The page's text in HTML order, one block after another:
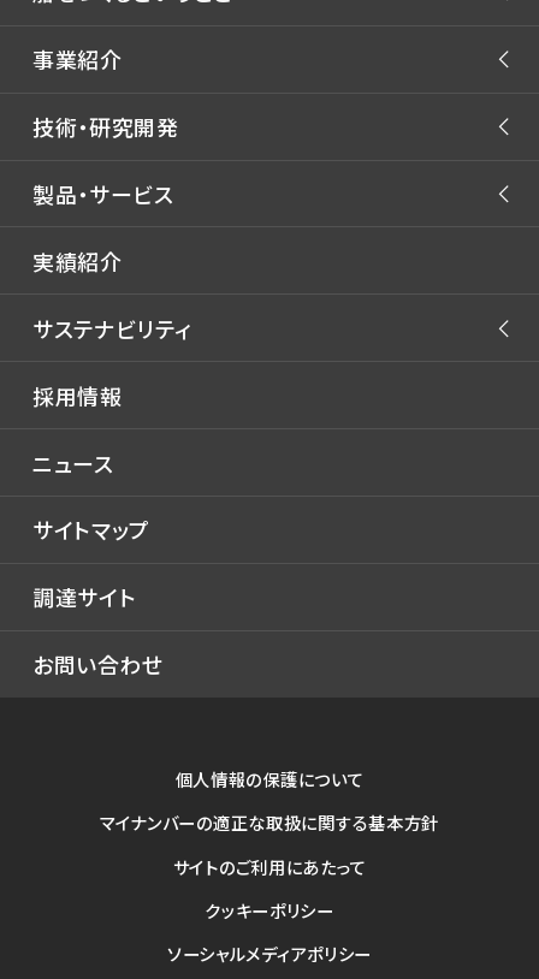
会社概要
拠点一覧
JMUストーリー
洋上風力浮体プロジェクト
JMUの注力技術
洋上風力浮体
事業紹介
商船事業
海洋・エンジニアリング事業
技術・研究開発
開発体制
GREEN & SMART
WORKS LABORATORY
生産センター
技術開発
氷海技術
テクニカルレビュー
製品・サービス
製品
バルクキャリア
自動車運搬船
艦艇
修理・改造
エンジニアリング
実績紹介
サステナビリティ
環境
ガバナンス
採用情報
ニュース
サイトマップ
調達サイト
お問い合わせ
個人情報の保護について
マイナンバーの適正な取扱に関する基本方針
サイトのご利用にあたって
クッキーポリシー
ソーシャルメディアポリシー